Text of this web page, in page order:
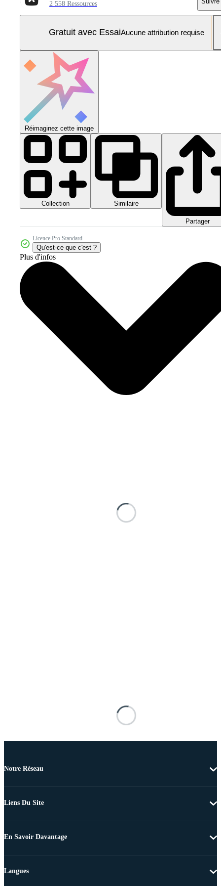
2 558 Ressources
Gratuit avec EssaiAucune attribution requise
Réimaginez cette image
Collection Similaire
Partager
Licence Pro Standard
Qu'est-ce que c'est ?
Plus d'infos
Notre Réseau
Liens Du Site
En Savoir Davantage
Langues